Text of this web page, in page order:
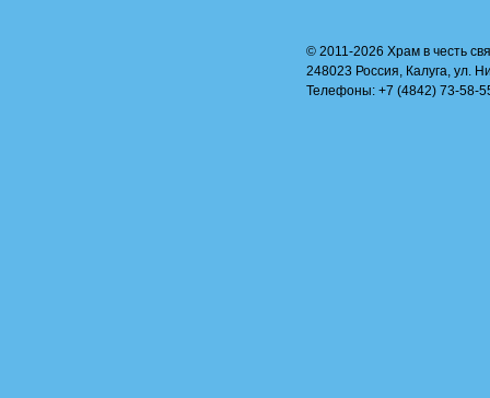
© 2011-2026 Храм в честь
248023 Россия, Калуга, ул.
Телефоны: +7 (4842) 73-58-